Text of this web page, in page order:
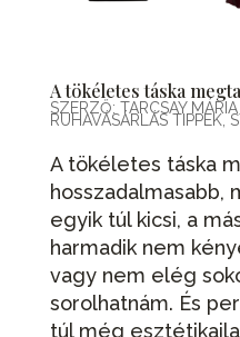
A tökéletes táska
SZERZŐ: TARCSAY MÁRIA|
RUHAVÁSÁRLÁS TIPPEK,
A tökéletes táska
hosszadalmasabb,
egyik túl kicsi, a
harmadik nem
vagy nem elég
sorolhatnám. És
túl még